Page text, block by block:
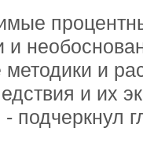
методики и
и их
подчеркнул